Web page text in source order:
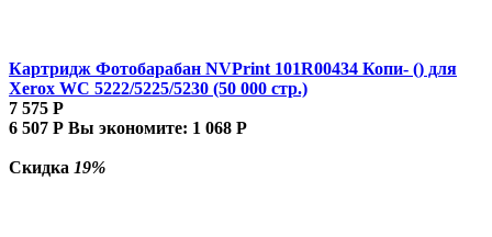
Картридж Фотобарабан NVPrint 101R00434 Копи- () для
Xerox WC 5222/5225/5230 (50 000 стр.)
7 575 Р
6 507 Р Вы экономите: 1 068 Р
Скидка 19%